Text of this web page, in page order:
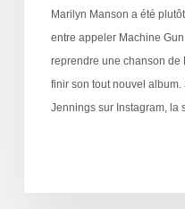
Marilyn Manson a été
entre appeler Machine
reprendre une chanson de
finir son tout nouvel
Jennings sur Instagram, la